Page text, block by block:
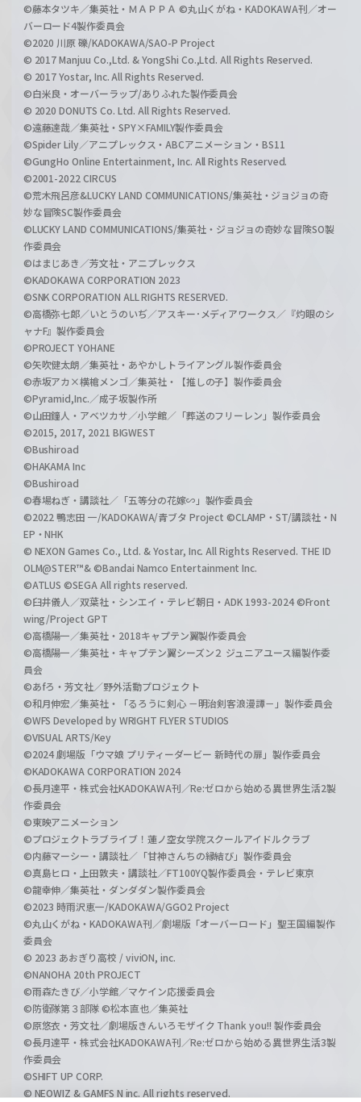
©藤本タツキ／集英社・ＭＡＰＰＡ ©丸山くがね・KADOKAWA刊／オー
バーロード4製作委員会
©2020 川原 礫/KADOKAWA/SAO-P Project
© 2017 Manjuu Co.,Ltd. & YongShi Co.,Ltd. All Rights Reserved.
© 2017 Yostar, Inc. All Rights Reserved.
©白米良・オーバーラップ/ありふれた製作委員会
© 2020 DONUTS Co. Ltd. All Rights Reserved.
©遠藤達哉／集英社・SPY×FAMILY製作委員会
©Spider Lily／アニプレックス・ABCアニメーション・BS11
©GungHo Online Entertainment, Inc. All Rights Reserved.
©2001-2022 CIRCUS
©荒木飛呂彦&LUCKY LAND COMMUNICATIONS/集英社・ジョジョの奇
妙な冒険SC製作委員会
©LUCKY LAND COMMUNICATIONS/集英社・ジョジョの奇妙な冒険SO製
作委員会
©はまじあき／芳文社・アニプレックス
©KADOKAWA CORPORATION 2023
©SNK CORPORATION ALL RIGHTS RESERVED.
©高橋弥七郎／いとうのいぢ／アスキー･メディアワークス／『灼眼のシ
ャナF』製作委員会
©PROJECT YOHANE
©矢吹健太朗／集英社・あやかしトライアングル製作委員会
©赤坂アカ×横槍メンゴ／集英社・【推しの子】製作委員会
©Pyramid,Inc.／成子坂製作所
©山田鐘人・アベツカサ／小学館／「葬送のフリーレン」製作委員会
©2015, 2017, 2021 BIGWEST
©Bushiroad
©HAKAMA Inc
©Bushiroad
©春場ねぎ・講談社／「五等分の花嫁∽」製作委員会
©2022 鴨志田 一/KADOKAWA/青ブタ Project ©CLAMP・ST/講談社・N
EP・NHK
© NEXON Games Co., Ltd. & Yostar, Inc. All Rights Reserved. THE ID
OLM@STER™& ©Bandai Namco Entertainment Inc.
©ATLUS ©SEGA All rights reserved.
©臼井儀人／双葉社・シンエイ・テレビ朝日・ADK 1993-2024 ©Front
wing/Project GPT
©高橋陽一／集英社・2018キャプテン翼製作委員会
©高橋陽一／集英社・キャプテン翼シーズン２ ジュニアユース編製作委
員会
©あfろ・芳文社／野外活動プロジェクト
©和月伸宏／集英社・「るろうに剣心 －明治剣客浪漫譚－」製作委員会
©WFS Developed by WRIGHT FLYER STUDIOS
©VISUAL ARTS/Key
©2024 劇場版「ウマ娘 プリティーダービー 新時代の扉」製作委員会
©KADOKAWA CORPORATION 2024
©長月達平・株式会社KADOKAWA刊／Re:ゼロから始める異世界生活2製
作委員会
©東映アニメーション
©プロジェクトラブライブ！蓮ノ空女学院スクールアイドルクラブ
©内藤マーシー・講談社／「甘神さんちの縁結び」製作委員会
©真島ヒロ・上田敦夫・講談社／FT100YQ製作委員会・テレビ東京
©龍幸伸／集英社・ダンダダン製作委員会
©2023 時雨沢恵一/KADOKAWA/GGO2 Project
©丸山くがね・KADOKAWA刊／劇場版「オーバーロード」聖王国編製作
委員会
© 2023 あおぎり高校 / viviON, inc.
©NANOHA 20th PROJECT
©雨森たきび／小学館／マケイン応援委員会
©防衛隊第３部隊 ©松本直也／集英社
©原悠衣・芳文社／劇場版きんいろモザイク Thank you!! 製作委員会
©長月達平・株式会社KADOKAWA刊／Re:ゼロから始める異世界生活3製
作委員会
©SHIFT UP CORP.
© NEOWIZ & GAMFS N inc. All rights reserved.